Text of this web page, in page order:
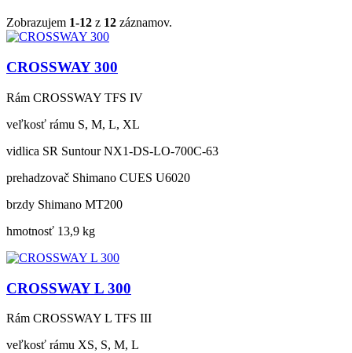
Zobrazujem 1-12 z 12 záznamov.
CROSSWAY 300
Rám CROSSWAY TFS IV
veľkosť rámu S, M, L, XL
vidlica SR Suntour NX1-DS-LO-700C-63
prehadzovač Shimano CUES U6020
brzdy Shimano MT200
hmotnosť 13,9 kg
CROSSWAY L 300
Rám CROSSWAY L TFS III
veľkosť rámu XS, S, M, L